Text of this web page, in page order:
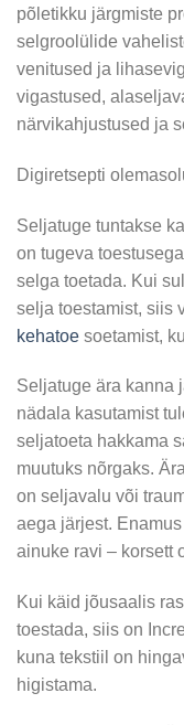
põletikku järgmiste
selgroolülide
venitused ja
vigastused,
närvikahjustused ja
Digiretsepti
Seljatuge tuntakse
on tugeva
selga toetada. Kui
selja toestamist, siis
kehatoe soetamist,
Seljatuge ära kanna
nädala kasutamist
seljatoeta hakkama
muutuks nõrgaks.
on seljavalu või
aega järjest.
ainuke ravi – korsett
Kui käid jõusaalis
toestada, siis on
kuna tekstiil on
higistama.